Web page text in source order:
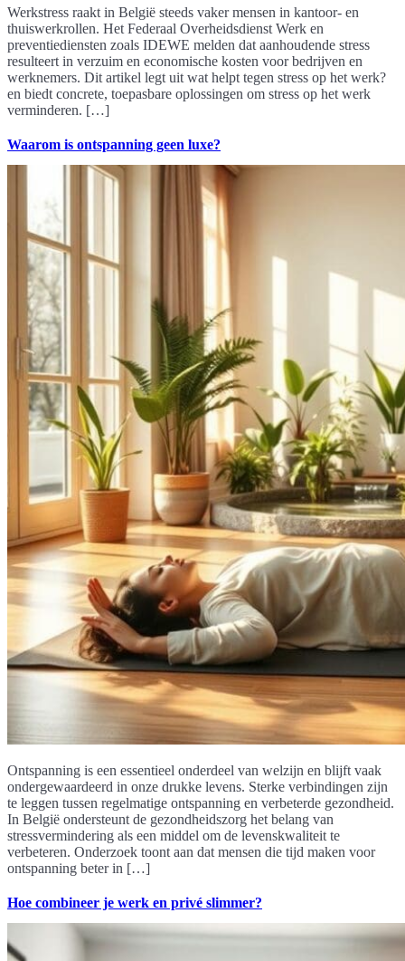
Werkstress raakt in België steeds vaker mensen in kantoor- en
thuiswerkrollen. Het Federaal Overheidsdienst Werk en
preventiediensten zoals IDEWE melden dat aanhoudende stress
resulteert in verzuim en economische kosten voor bedrijven en
werknemers. Dit artikel legt uit wat helpt tegen stress op het werk?
en biedt concrete, toepasbare oplossingen om stress op het werk
verminderen. […]
Waarom is ontspanning geen luxe?
Ontspanning is een essentieel onderdeel van welzijn en blijft vaak
ondergewaardeerd in onze drukke levens. Sterke verbindingen zijn
te leggen tussen regelmatige ontspanning en verbeterde gezondheid.
In België ondersteunt de gezondheidszorg het belang van
stressvermindering als een middel om de levenskwaliteit te
verbeteren. Onderzoek toont aan dat mensen die tijd maken voor
ontspanning beter in […]
Hoe combineer je werk en privé slimmer?